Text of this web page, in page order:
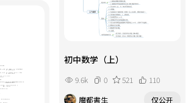
初中数学（上）
9.6k 0 521
110
魔都書生
仅公开